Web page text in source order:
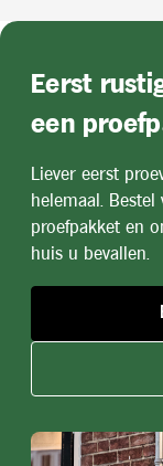
Eerst
een
Liever eerst
helemaal.
proefpakket en
huis u bevallen.